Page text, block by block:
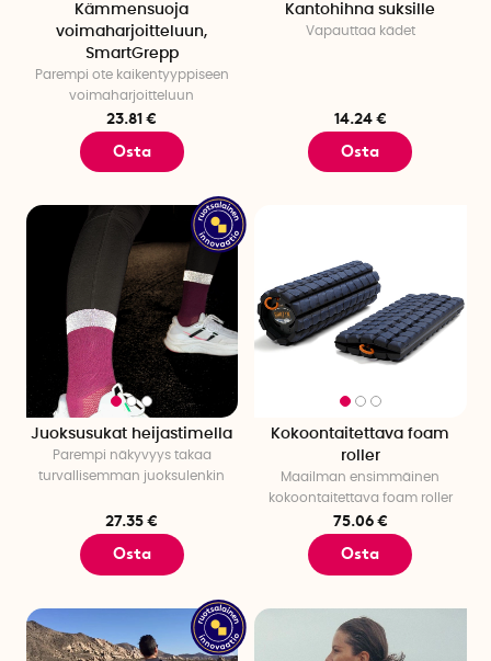
Kämmensuoja
voimaharjoitteluun,
SmartGrepp
Parempi ote kaikentyyppiseen
voimaharjoitteluun
23.81 €
Osta
Kantohihna suksille
Vapauttaa kädet
14.24 €
Osta
Juoksusukat heijastimella
Parempi näkyvyys takaa
turvallisemman juoksulenkin
27.35 €
Osta
Kokoontaitettava foam
roller
Maailman ensimmäinen
kokoontaitettava foam roller
75.06 €
Osta